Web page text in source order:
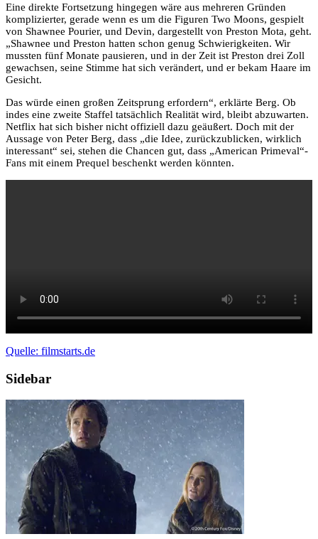
Eine direkte Fortsetzung hingegen wäre aus mehreren Gründen
komplizierter, gerade wenn es um die Figuren Two Moons, gespielt
von Shawnee Pourier, und Devin, dargestellt von Preston Mota, geht.
„Shawnee und Preston hatten schon genug Schwierigkeiten. Wir
mussten fünf Monate pausieren, und in der Zeit ist Preston drei Zoll
gewachsen, seine Stimme hat sich verändert, und er bekam Haare im
Gesicht.
Das würde einen großen Zeitsprung erfordern“, erklärte Berg. Ob
indes eine zweite Staffel tatsächlich Realität wird, bleibt abzuwarten.
Netflix hat sich bisher nicht offiziell dazu geäußert. Doch mit der
Aussage von Peter Berg, dass „die Idee, zurückzublicken, wirklich
interessant“ sei, stehen die Chancen gut, dass „American Primeval“-
Fans mit einem Prequel beschenkt werden könnten.
Quelle: filmstarts.de
Sidebar